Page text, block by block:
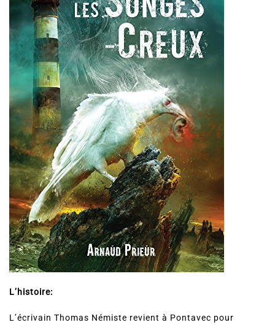
L’histoire:
L’écrivain Thomas Némiste revient à Pontavec pour